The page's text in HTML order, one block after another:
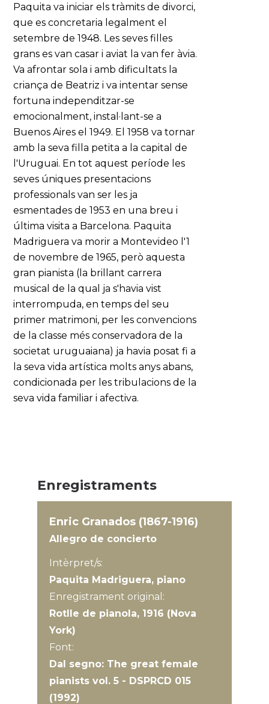
Paquita va iniciar els tràmits de divorci,
que es concretaria legalment el
setembre de 1948. Les seves filles
grans es van casar i aviat la van fer àvia.
Va afrontar sola i amb dificultats la
criança de Beatriz i va intentar sense
fortuna independitzar-se
emocionalment, instal·lant-se a
Buenos Aires el 1949. El 1958 va tornar
amb la seva filla petita a la capital de
l'Uruguai. En tot aquest període les
seves úniques presentacions
professionals van ser les ja
esmentades de 1953 en una breu i
última visita a Barcelona. Paquita
Madriguera va morir a Montevideo l'1
de novembre de 1965, però aquesta
gran pianista (la brillant carrera
musical de la qual ja s'havia vist
interrompuda, en temps del seu
primer matrimoni, per les convencions
de la classe més conservadora de la
societat uruguaiana) ja havia posat fi a
la seva vida artística molts anys abans,
condicionada per les tribulacions de la
seva vida familiar i afectiva.
Enregistraments
Enric Granados (1867-1916)
Allegro de concierto
Intèrpret/s:
Paquita Madriguera, piano
Enregistrament original:
Rotlle de pianola, 1916 (Nova
York)
Font:
Dal segno: The great female
pianists vol. 5 - DSPRCD 015
(1992)